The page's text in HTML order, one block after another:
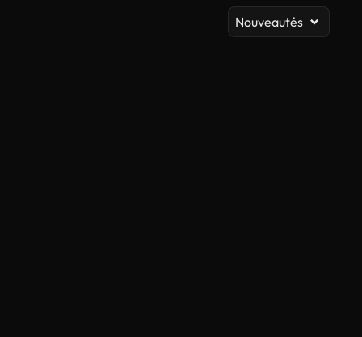
Nouveautés